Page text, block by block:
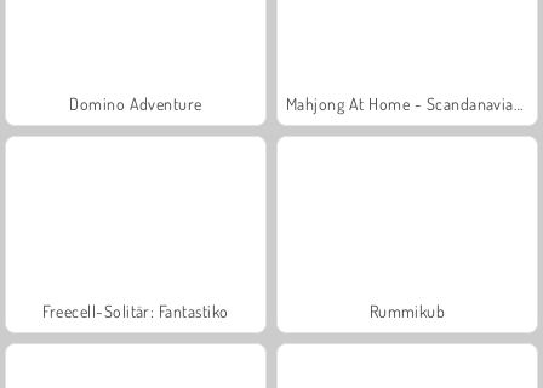
Domino Adventure
Freecell-Solitär: Fantastiko Rummikub